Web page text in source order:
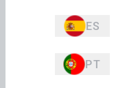
ES
PT
begrüßen wir
Kund*innen und
liegt uns sehr am